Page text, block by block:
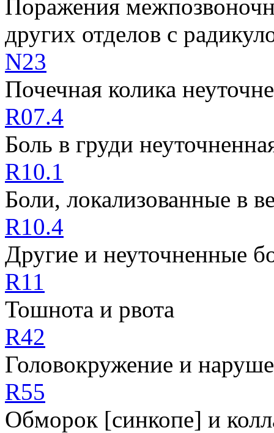
Поражения
других отделов с
N23
Почечная колика
R07.4
Боль в груди
R10.1
Боли, локализованные в
R10.4
Другие и неуточненные
R11
Тошнота и рвота
R42
Головокружение и
R55
Обморок [синкопе] и